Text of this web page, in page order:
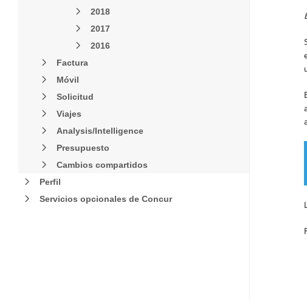
2018
2017
2016
Factura
Móvil
Solicitud
Viajes
Analysis/Intelligence
Presupuesto
Cambios compartidos
Perfil
Servicios opcionales de Concur